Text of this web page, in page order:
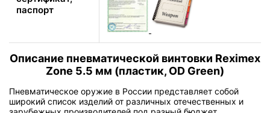
паспорт
Описание пневматической винтовки Reximex
Zone 5.5 мм (пластик, OD Green)
Пневматическое оружие в России представляет собой
широкий список изделий от различных отечественных и